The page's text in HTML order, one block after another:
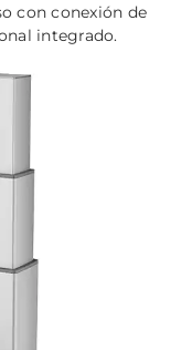
con conexión de
integrado.